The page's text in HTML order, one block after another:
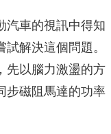
汽車的視訊中得知
解決這個問題。
先以腦力激盪的方
步磁阻馬達的功率